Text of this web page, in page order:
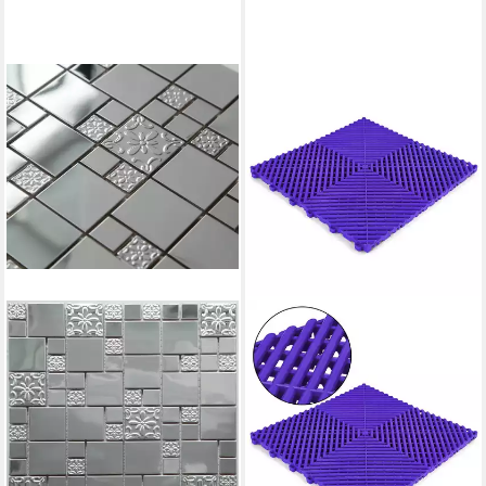
BURNOUT
Mosaikfliesen MosaikFliese
Iris
9,90 €
(110,00 €/ 1 qm)
in 5-6 Werktagen bei dir